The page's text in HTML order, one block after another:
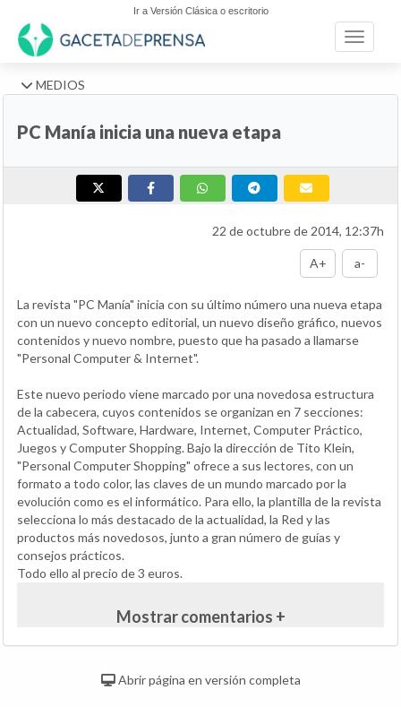
Ir a Versión Clásica o escritorio
Toggle
MEDIOS
PC Manía inicia una nueva etapa
22 de octubre de 2014, 12:37h
A+ a-
La revista "PC Manía" inicia con su último número una nueva etapa
con un nuevo concepto editorial, un nuevo diseño gráfico, nuevos
contenidos y nuevo nombre, puesto que ha pasado a llamarse
"Personal Computer & Internet".
Este nuevo periodo viene marcado por una novedosa estructura
de la cabecera, cuyos contenidos se organizan en 7 secciones:
Actualidad, Software, Hardware, Internet, Computer Práctico,
Juegos y Computer Shopping. Bajo la dirección de Tito Klein,
"Personal Computer Shopping" ofrece a sus lectores, con un
formato a todo color, las claves de un mundo marcado por la
evolución como es el informático. Para ello, la plantilla de la revista
selecciona lo más destacado de la actualidad, la Red y las
productos más novedosos, junto a gran número de guías y
consejos prácticos.
Todo ello al precio de 3 euros.
Mostrar comentarios +
Abrir página en versión completa